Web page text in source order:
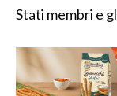
Stati membri e